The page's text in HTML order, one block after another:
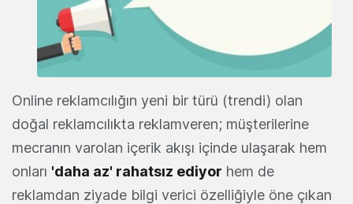
Online reklamcılığın yeni bir türü (trendi) olan
doğal reklamcılıkta reklamveren; müşterilerine
mecranın varolan içerik akışı içinde ulaşarak hem
onları 'daha az' rahatsız ediyor hem de
reklamdan ziyade bilgi verici özelliğiyle öne çıkan